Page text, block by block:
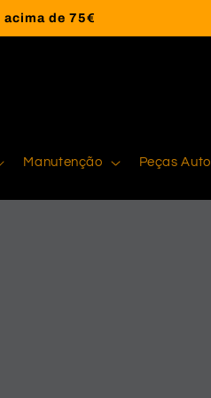
de 75€
Manutenção Peças Auto